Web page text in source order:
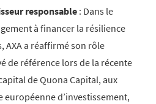
responsable : Dans le
à financer la résilience
AXA a réaffirmé son rôle
de référence lors de la récente
de Quona Capital, aux
européenne d’investissement,